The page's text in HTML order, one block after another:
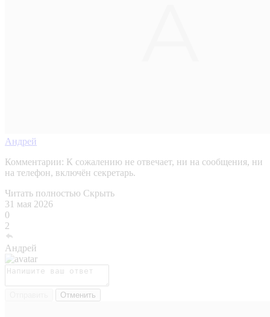
Андрей
Комментарии: К сожалению не отвечает, ни на сообщения, ни
на телефон, включён секретарь.
Читать полностью Скрыть
31 мая 2026
0
2
Андрей
Отменить